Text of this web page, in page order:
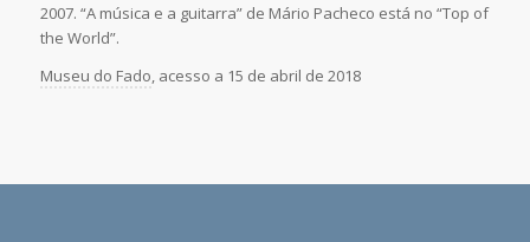
2007. “A música e a guitarra” de Mário Pacheco está no “Top of
the World”.
Museu do Fado, acesso a 15 de abril de 2018